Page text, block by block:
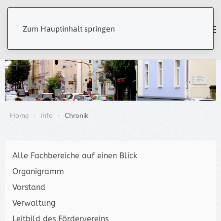
Zum Hauptinhalt springen
Home Info Chronik
Alle Fachbereiche auf einen Blick
Organigramm
Vorstand
Verwaltung
Leitbild des Fördervereins